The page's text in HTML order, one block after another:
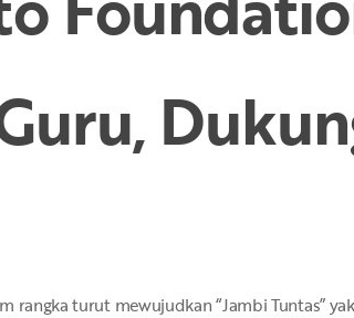
rangka turut mewujudkan “Jambi Tuntas”